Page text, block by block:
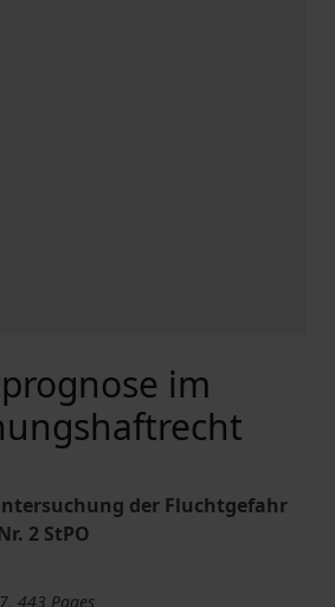
im
der Fluchtgefahr
2 StPO
443 Pages